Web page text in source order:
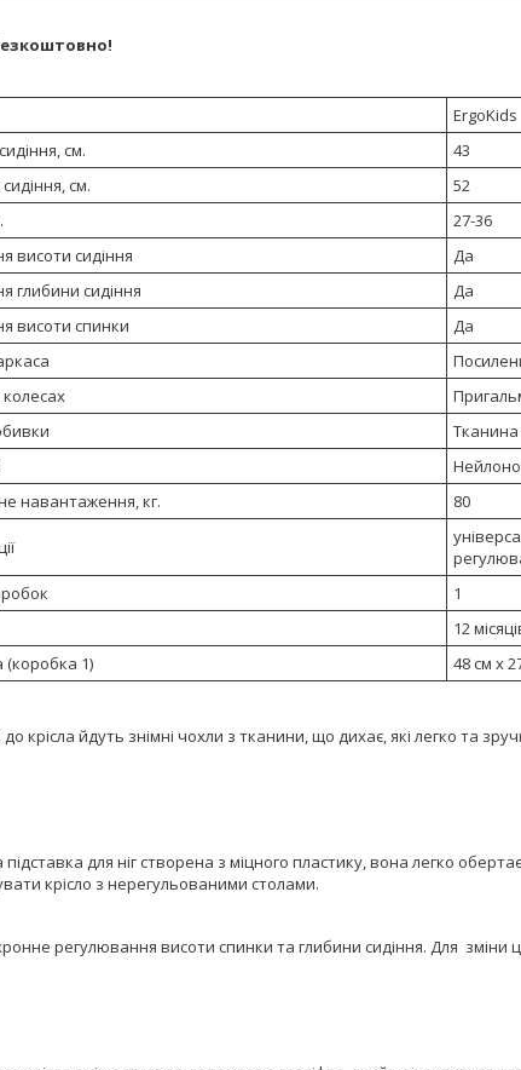
ErgoKids
см.
43
см.
52
27-36
висоти сидіння
Да
глибини сидіння
Да
висоти спинки
Да
навантаження, кг.
80
1
12
(коробка 1)
48 cм х
крісла йдуть знімні чохли з тканини, що дихає, які легко та
для ніг створена з міцного пластику, вона легко
крісло з нерегульованими столами.
регулювання висоти спинки та глибини сидіння. Для зміни